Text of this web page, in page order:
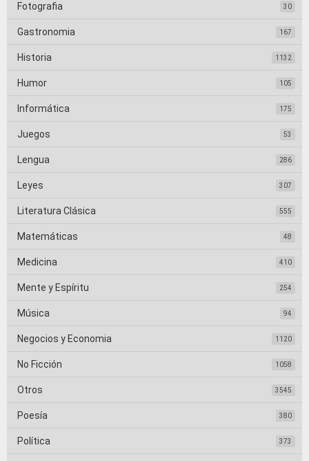
Fotografia 30
Gastronomia 167
Historia 1132
Humor 105
Informática 175
Juegos 53
Lengua 286
Leyes 307
Literatura Clásica 555
Matemáticas 48
Medicina 410
Mente y Espíritu 254
Música 94
Negocios y Economia 1120
No Ficción 1058
Otros 3545
Poesía 380
Política 373